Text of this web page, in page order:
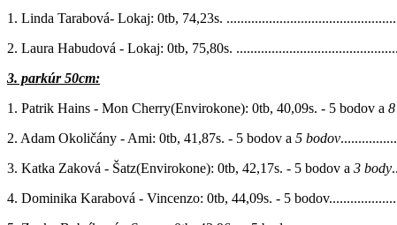
1. Linda Tarabová- Lokaj: 0tb, 74,23s.
2. Laura Habudová - Lokaj: 0tb, 75,80s.
3. parkúr 50cm:
1. Patrik Hains - Mon Cherry(Envirokone): 0tb, 40,09s. - 5 bodov a
2. Adam Okoličány - Ami: 0tb, 41,87s. - 5 bodov a 5 bodov
3. Katka Zaková - Šatz(Envirokone): 0tb, 42,17s. - 5 bodov a 3 body
4. Dominika Karabová - Vincenzo: 0tb, 44,09s. - 5